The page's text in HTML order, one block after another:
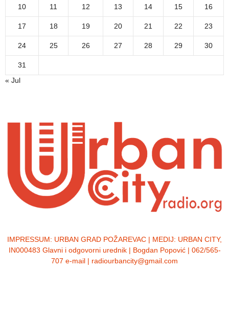
10 11 12 13 14 15 16
17 18 19 20 21 22 23
24 25 26 27 28 29 30
31
« Jul
IMPRESSUM: URBAN GRAD POŽAREVAC | MEDIJ: URBAN CITY,
IN000483 Glavni i odgovorni urednik | Bogdan Popović | 062/565-
707 e-mail | radiourbancity@gmail.com